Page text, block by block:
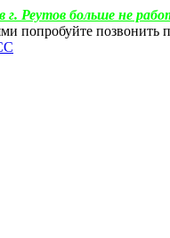
г. Реутов больше не
попробуйте